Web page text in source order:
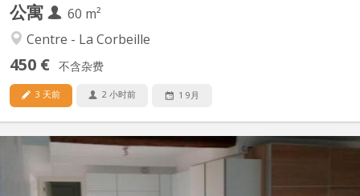
公寓
60 m²
Centre - La Corbeille
450 € 不含杂费
3 天前 2 小时前 1 9月
Dans un immeuble rénové, Il reste une chambre dans cet